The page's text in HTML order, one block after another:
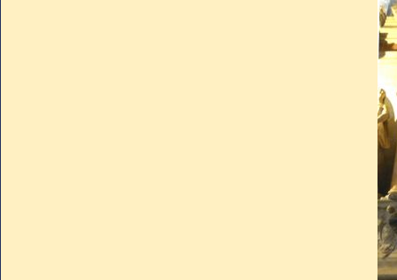
Dans l'abside, une
Vierge et l'Enfant datant des
Bien cachée dans le petit
Grégoire XI existe
Retour du Saint-Siège à
Dans la crypte repose sainte